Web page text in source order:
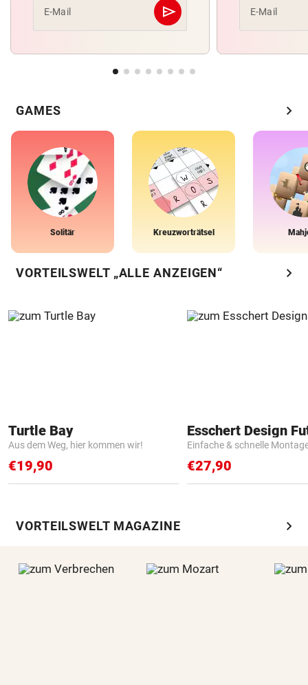
E-Mail send
Abschicken E-Mail
GAMES chevron_right
Solitär Kreuzworträtsel
VORTEILSWELT „ALLE ANZEIGEN“ chevron_right
Turtle Bay
Aus dem Weg, hier kommen wir!
€19,90
Einfache & schnelle
€27,90
VORTEILSWELT MAGAZINE chevron_right